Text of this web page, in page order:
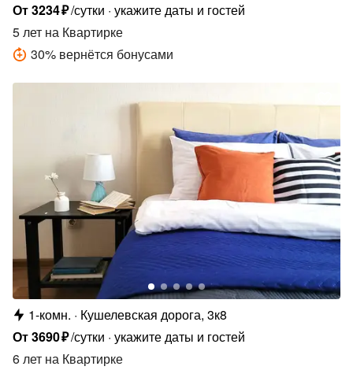
От3234₽/сутки укажите даты и гостей
5 лет на Квартирке
30% вернётся бонусами
1-комн.
Кушелевская дорога, 3к8
От3690₽/сутки укажите даты и гостей
6 лет на Квартирке